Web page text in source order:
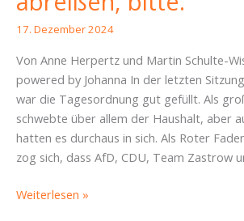
17. Dezember 2024
Von Anne Herpertz und Martin Schulte-
powered by Johanna In der letzten
war die Tagesordnung gut gefüllt. Als
schwebte über allem der Haushalt, aber
hatten es durchaus in sich. Als Roter
zog sich, dass AfD, CDU, Team Zastrow
StaDDratssitung
Weiterlesen »